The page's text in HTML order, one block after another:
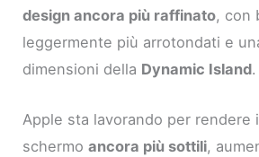
design ancora più raffinato, con
leggermente più arrotondati e
dimensioni della Dynamic Island.
Apple sta lavorando per rendere
schermoancora più sottili,